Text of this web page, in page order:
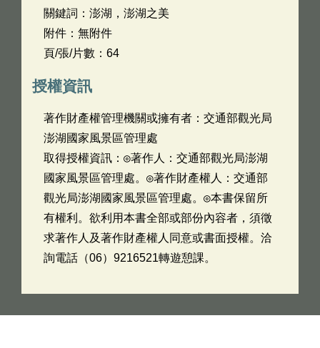
關鍵詞：澎湖，澎湖之美
附件：無附件
頁/張/片數：64
授權資訊
著作財產權管理機關或擁有者：交通部觀光局
澎湖國家風景區管理處
取得授權資訊：◎著作人：交通部觀光局澎湖
國家風景區管理處。◎著作財產權人：交通部
觀光局澎湖國家風景區管理處。◎本書保留所
有權利。欲利用本書全部或部份內容者，須徵
求著作人及著作財產權人同意或書面授權。洽
詢電話（06）9216521轉遊憩課。